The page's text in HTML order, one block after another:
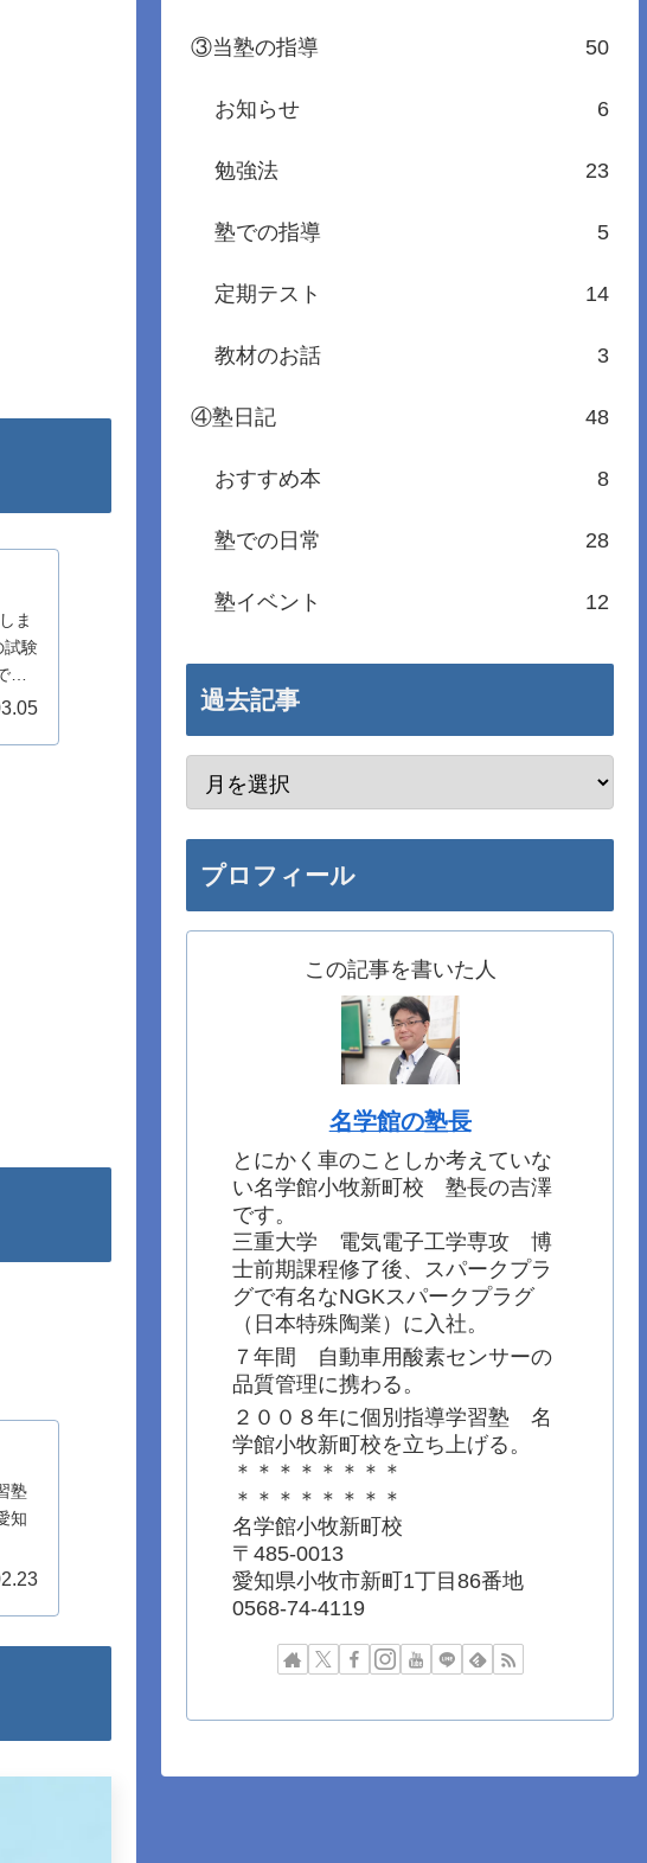
ま
試験
塾
知
③当塾の指導 50
お知らせ 6
勉強法 23
塾での指導 5
定期テスト 14
教材のお話 3
④塾日記 48
おすすめ本 8
塾での日常 28
塾イベント 12
過去記事
プロフィール
この記事を書いた人
名学館の塾長
とにかく車のことしか考えていな
い名学館小牧新町校 塾長の吉澤
です。
三重大学 電気電子工学専攻 博
士前期課程修了後、スパークプラ
グで有名なNGKスパークプラグ
（日本特殊陶業）に入社。
７年間 自動車用酸素センサーの
品質管理に携わる。
２００８年に個別指導学習塾 名
学館小牧新町校を立ち上げる。
＊＊＊＊＊＊＊＊
＊＊＊＊＊＊＊＊
名学館小牧新町校
〒485-0013
愛知県小牧市新町1丁目86番地
0568-74-4119